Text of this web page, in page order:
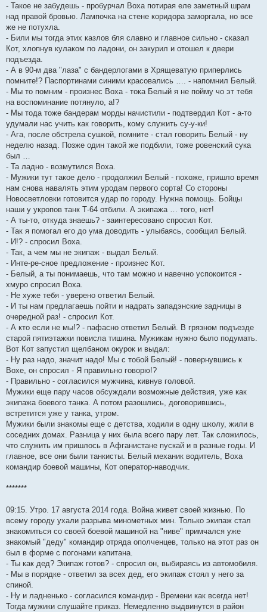
- Такое не забудешь - пробурчал Воха потирая еле заметный шрам
над правой бровью. Лампочка на стене коридора заморгала, но все
же не потухла.
- Били мы тогда этих казлов бля славно и главное сильно - сказал
Кот, хлопнув кулаком по ладони, он закурил и отошел к двери
подъезда.
- А в 90-м два "лаза" с бандерлогами в Хрящеватую приперлись
помните!? Паспортинами синими красовались …. - напомнил Белый.
- Мы то помним - произнес Воха - тока Белый я не пойму чо эт тебя
на воспоминание потянуло, а!?
- Мы тода тоже бандерам морды начистили - подтвердил Кот - а-то
удумали нас учить как говорить, кому служить су-у-ки!
- Ага, после обстрела сушкой, помните - стал говорить Белый - ну
неделю назад. Позже один такой же подбили, тоже ровенский сука
был …
- Та ладно - возмутился Воха.
- Мужики тут такое дело - продолжил Белый - похоже, пришло время
нам снова навалять этим уродам первого сорта! Со стороны
Новосветловки готовится удар по городу. Нужна помощь. Бойцы
наши у укропов танк Т-64 отбили. А экипажа … того, нет!
- А ты-то, откуда знаешь? - заинтересовано спросил Кот.
- Так я помогал его до ума доводить - улыбаясь, сообщил Белый.
- И!? - спросил Воха.
- Так, а чем мы не экипаж - выдал Белый.
- Инте-ре-сное предложение - произнес Кот.
- Белый, а ты понимаешь, что там можно и навечно успокоится -
хмуро спросил Воха.
- Не хуже тебя - уверено ответил Белый.
- И ты нам предлагаешь пойти и надрать западэнские задницы в
очередной раз! - спросил Кот.
- А кто если не мы!? - пафасно ответил Белый. В грязном подъезде
старой пятиэтажки повисла тишина. Мужикам нужно было подумать.
Вот Кот запустил щелбаном окурок и выдал:
- Ну раз надо, значит надо! Мы с тобой Белый! - повернувшись к
Вохе, он спросил - Я правильно говорю!?
- Правильно - согласился мужчина, кивнув головой.
Мужики еще пару часов обсуждали возможные действия, уже как
экипажа боевого танка. А потом разошлись, договорившись,
встретится уже у танка, утром.
Мужики были знакомы еще с детства, ходили в одну школу, жили в
соседних домах. Разница у них была всего пару лет. Так сложилось,
что служить им пришлось в Афганистане пускай и в разные годы. И
главное, все они были танкисты. Белый механик водитель, Воха
командир боевой машины, Кот оператор-наводчик.
*******
09:15. Утро. 17 августа 2014 года. Война живет своей жизнью. По
всему городу ухали разрыва минометных мин. Только экипаж стал
знакомиться со своей боевой машиной на "ниве" примчался уже
знакомый "деду" командир отряда ополченцев, только на этот раз он
был в форме с погонами капитана.
- Ты как дед? Экипаж готов? - спросил он, выбираясь из автомобиля.
- Мы в порядке - ответил за всех дед, его экипаж стоял у него за
спиной.
- Ну и ладненько - согласился командир - Времени как всегда нет!
Тогда мужики слушайте приказ. Немедленно выдвинутся в район